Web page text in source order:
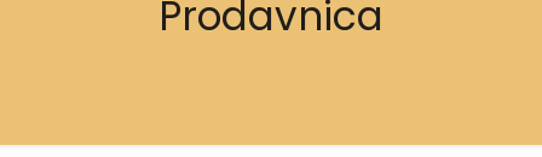
Prodavnica